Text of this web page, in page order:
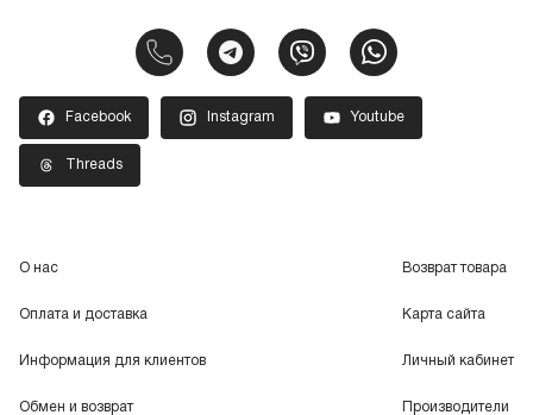
Facebook Instagram Youtube
Threads
О нас
Оплата и доставка
Информация для клиентов
Обмен и возврат
Возврат товара
Карта сайта
Личный кабинет
Производители